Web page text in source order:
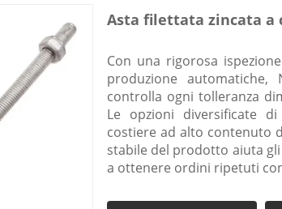
Asta filettata zincata a
Con una rigorosa
produzione automatiche,
controlla ogni tolleranza
Le opzioni diversificate
costiere ad alto contenuto
stabile del prodotto aiuta
a ottenere ordini ripetuti